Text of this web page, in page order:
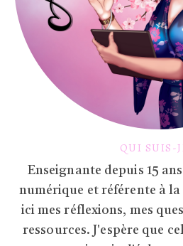
QUI SUIS-
Enseignante depuis 15
numérique et référente à la
ici mes réflexions, mes
ressources. J'espère que